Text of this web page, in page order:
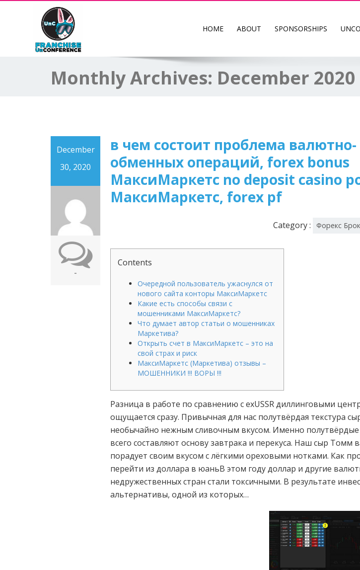
HOME ABOUT SPONSORSHIPS
Monthly Archives: December 2020
December
30, 2020
-
в чем состоит проблема валютно-
обменных операций, forex bonus
МаксиМаркетс no deposit casino
МаксиМаркетс, forex pf
Category : Форекс
Contents
Очередной пользователь ужаснулся от
нового сайта конторы МаксиМаркетс
Какие есть способы связи с
мошенниками МаксиМаркетс?
Что думает автор статьи о мошенниках
Маркетива?
Открыть счет в МаксиМаркетс – это на
свой страх и риск
МаксиМаркетс (Маркетива) отзывы –
МОШЕННИКИ !!! ВОРЫ !!!
Разница в работе по сравнению с exUSSR диллинговыми
ощущается сразу. Привычная для нас полутвёрдая текстура
необычайно нежным сливочным вкусом. Именно
всего составляют основу завтрака и перекуса. Наш сыр Томм
порадует своим вкусом с лёгкими ореховыми нотками. Как
перейти из доллара в юаньВ этом году доллар и другие
недружественных стран стали токсичными. В результате
альтернативы, одной из которых…